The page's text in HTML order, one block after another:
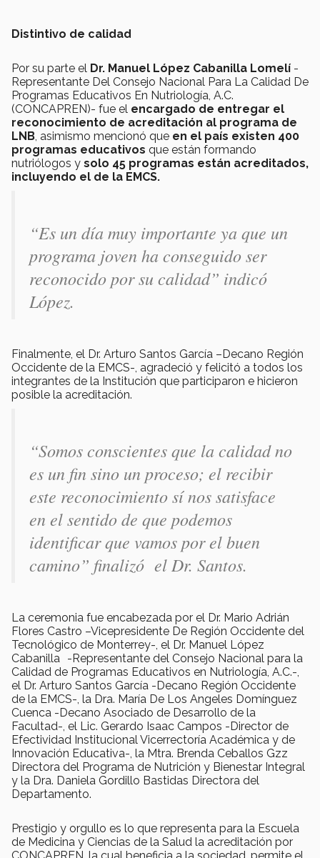
Distintivo de calidad
Por su parte el Dr. Manuel López Cabanilla Lomelí -
Representante Del Consejo Nacional Para La Calidad De
Programas Educativos En Nutriología, A.C.
(CONCAPREN)- fue el encargado de entregar el
reconocimiento de acreditación al programa de
LNB , asimismo mencionó que en el país existen 400
programas educativos que están formando
nutriólogos y solo 45 programas están acreditados,
incluyendo el de la EMCS.
“Es un día muy importante ya que un
programa joven ha conseguido ser
reconocido por su calidad” indicó
López.
Finalmente, el Dr. Arturo Santos García –Decano Región
Occidente de la EMCS-, agradeció y felicitó a todos los
integrantes de la Institución que participaron e hicieron
posible la acreditación.
“Somos conscientes que la calidad no
es un fin sino un proceso; el recibir
este reconocimiento sí nos satisface
en el sentido de que podemos
identificar que vamos por el buen
camino” finalizó el Dr. Santos.
La ceremonia fue encabezada por el Dr. Mario Adrián
Flores Castro –Vicepresidente De Región Occidente del
Tecnológico de Monterrey-, el Dr. Manuel López
Cabanilla -Representante del Consejo Nacional para la
Calidad de Programas Educativos en Nutriología, A.C.-,
el Dr. Arturo Santos García -Decano Región Occidente
de la EMCS-, la Dra. María De Los Angeles Domínguez
Cuenca -Decano Asociado de Desarrollo de la
Facultad-, el Lic. Gerardo Isaac Campos -Director de
Efectividad Institucional Vicerrectoría Académica y de
Innovación Educativa-, la Mtra. Brenda Ceballos Gzz
Directora del Programa de Nutrición y Bienestar Integral
y la Dra. Daniela Gordillo Bastidas Directora del
Departamento.
Prestigio y orgullo es lo que representa para la Escuela
de Medicina y Ciencias de la Salud la acreditación por